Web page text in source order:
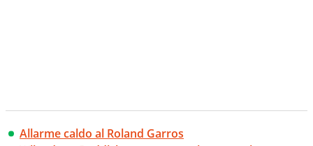
Allarme caldo al Roland Garros